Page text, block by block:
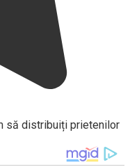
să distribuiți prietenilor